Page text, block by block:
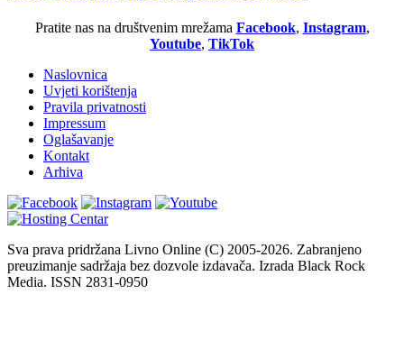
Pratite nas na društvenim mrežama Facebook, Instagram,
Youtube, TikTok
Naslovnica
Uvjeti korištenja
Pravila privatnosti
Impressum
Oglašavanje
Kontakt
Arhiva
Sva prava pridržana Livno Online (C) 2005-2026. Zabranjeno
preuzimanje sadržaja bez dozvole izdavača. Izrada Black Rock
Media. ISSN 2831-0950